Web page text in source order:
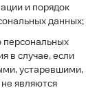
и порядок
данных;
персональных
в случае, если
устаревшими,
являются